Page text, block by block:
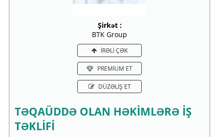
Şirkət :
BTK Group
İRƏLİ ÇƏK
PREMİUM ET
DÜZƏLİŞ ET
TƏQAÜDDƏ OLAN HƏKİMLƏRƏ İŞ
TƏKLİFİ